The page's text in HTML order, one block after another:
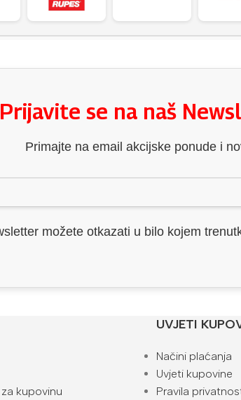
Prijavite se na naš
Primajte na email akcijske ponude i
možete otkazati u bilo kojem
kupovinu
UVJETI
Načini plaćanja
Uvjeti kupovine
Pravila